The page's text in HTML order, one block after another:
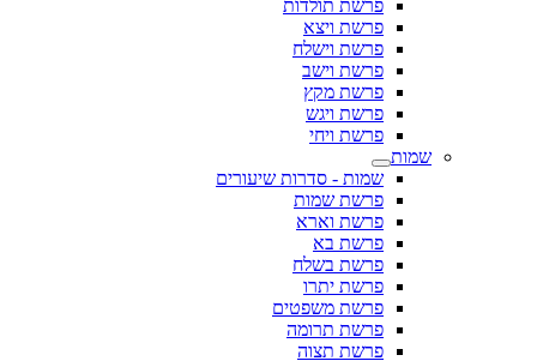
פרשת תולדות
פרשת ויצא
פרשת וישלח
פרשת וישב
פרשת מקץ
פרשת ויגש
פרשת ויחי
שמות
שמות - סדרות שיעורים
פרשת שמות
פרשת וארא
פרשת בא
פרשת בשלח
פרשת יתרו
פרשת משפטים
פרשת תרומה
פרשת תצוה